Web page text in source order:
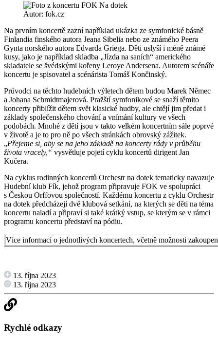
Autor: fok.cz
Na prvním koncertě zazní například ukázka ze symfonické básně
Finlandia finského autora Jeana Sibelia nebo ze známého Peera
Gynta norského autora Edvarda Griega. Děti uslyší i méně známé
kusy, jako je například skladba „Jízda na saních“ amerického
skladatele se švédskými kořeny Leroye Andersena. Autorem scénáře
koncertu je spisovatel a scénárista Tomáš Končinský.
Průvodci na těchto hudebních výletech dětem budou Marek Němec
a Johana Schmidtmajerová. Pražští symfonikové se snaží těmito
koncerty přiblížit dětem svět klasické hudby, ale chtějí jim předat i
základy společenského chování a vnímání kultury ve všech
podobách. Mnohé z dětí jsou v takto velkém koncertním sále poprvé
v životě a je to pro ně po všech stránkách obrovský zážitek.
„Přejeme si, aby se na jeho základě na koncerty rády v průběhu
života vracely,“ vysvětluje pojetí cyklu koncertů dirigent Jan
Kučera.
Na cyklus rodinných koncertů Orchestr na dotek tematicky navazuje
Hudební klub Fík, jehož program připravuje FOK ve spolupráci
s Českou Orffovou společností. Každému koncertu z cyklu Orchestr
na dotek předcházejí dvě klubová setkání, na kterých se děti na téma
koncertu naladí a připraví si také krátký vstup, se kterým se v rámci
programu koncertu představí na pódiu.
Více informací o jednotlivých koncertech, včetně možnosti
13. října 2023
13. října 2023
Rychlé odkazy